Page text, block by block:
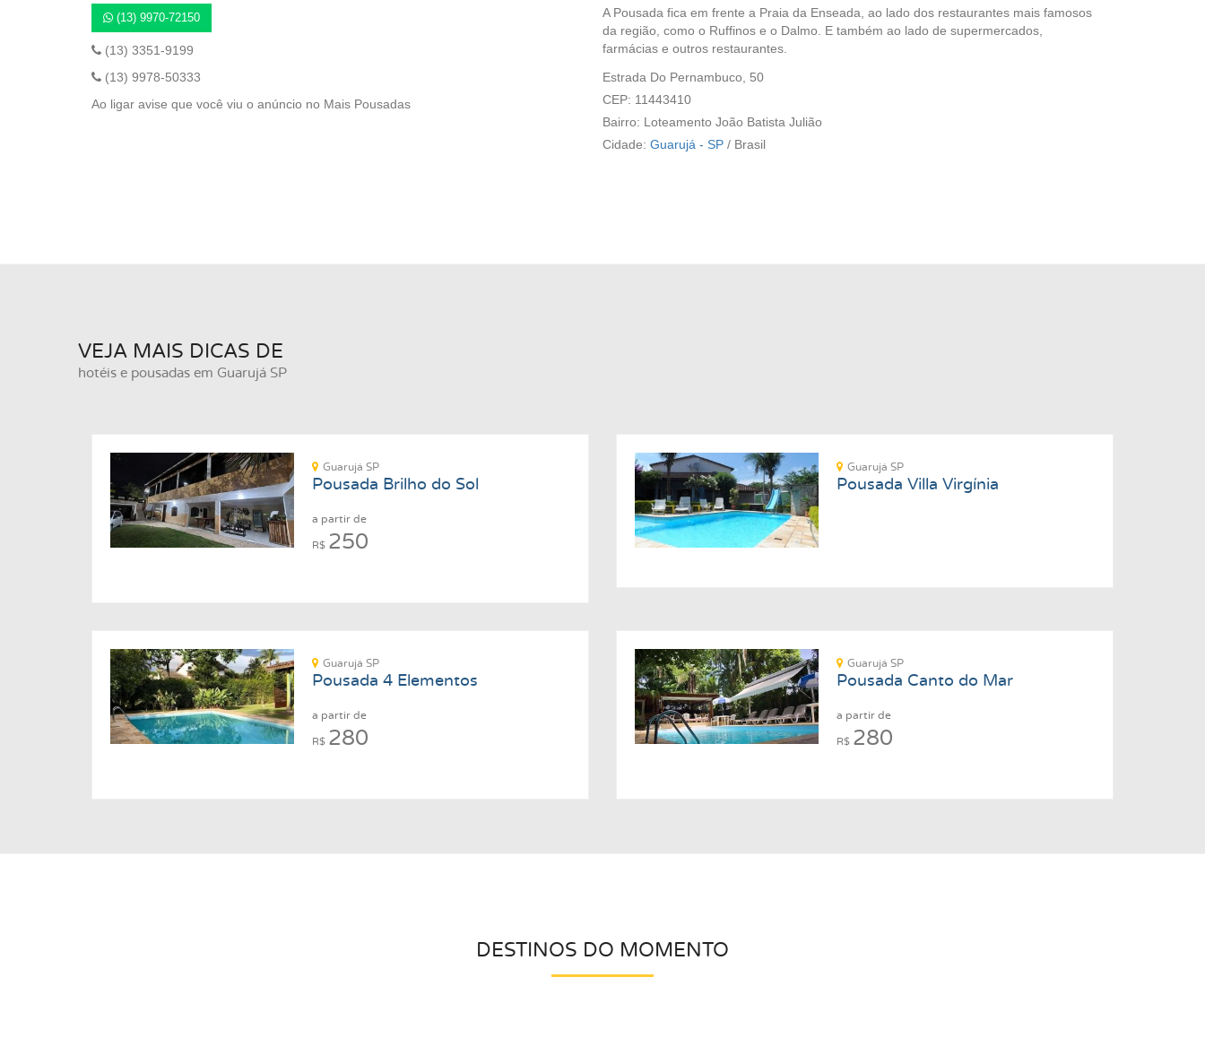
(13) 9970-72150
(13) 3351-9199
(13) 9978-50333
Ao ligar avise que você viu o anúncio no Mais Pousadas
A Pousada fica em frente a Praia da Enseada, ao lado dos restaurantes mais famosos
da região, como o Ruffinos e o Dalmo. E também ao lado de supermercados,
farmácias e outros restaurantes.
Estrada Do Pernambuco, 50
CEP: 11443410
Bairro: Loteamento João Batista Julião
Cidade: Guarujá - SP / Brasil
VEJA MAIS DICAS DE
hotéis e pousadas em Guarujá SP
Guarujá SP
Pousada Brilho do Sol
a partir de
R$ 250
Guarujá SP
Pousada Villa Virgínia
Guarujá SP
Pousada 4 Elementos
a partir de
R$ 280
Guarujá SP
Pousada Canto do Mar
a partir de
R$ 280
DESTINOS DO MOMENTO